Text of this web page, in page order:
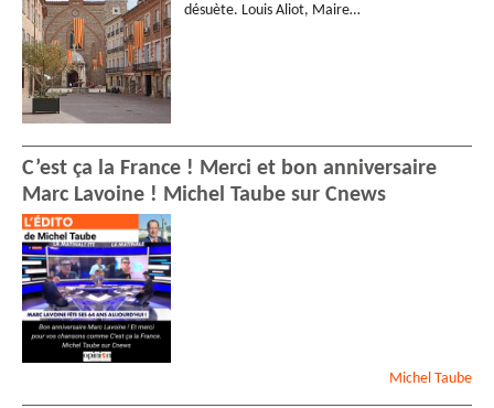
désuète. Louis Aliot, Maire…
C’est ça la France ! Merci et bon anniversaire
Marc Lavoine ! Michel Taube sur Cnews
Michel Taube